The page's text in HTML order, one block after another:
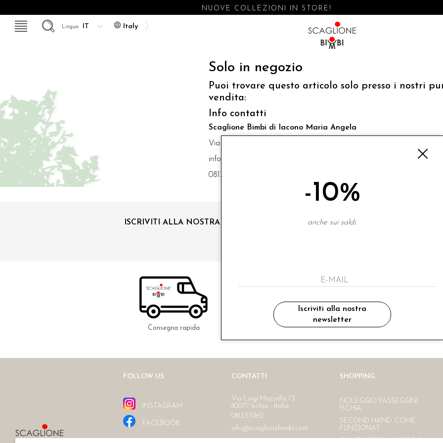
NUOVE COLLEZIONI IN STORE!
Italy
Lingua
Solo in negozio
Puoi trovare questo articolo solo presso i nostri
vendita:
Info contatti
Scaglione Bimbi di Iacono Maria Angela
Via Luigi Mazzella,73 80077 Ischia
info@scaglionebimbi.com
0813331162
ISCRIVITI ALLA NOSTRA NEWSLETTER
ho letto ed accettato le condizioni sulla
Consegna rapida Ritiro in negozio
Consegna gratuita in Italia
FOLLOW US
INSTAGRAM
FACEBOOK
CONTATTI
Via Luigi Mazzella,73
80077 Ischia - Italia
0813331162
info@scaglionebimbi.com
SHOPPING
NOLEGGIO PASSEGGINI
ISCHIA
SECOND HAND. COME
FUNZIONA?
-10%
anche sui saldi.
Iscriviti alla nostra
newsletter